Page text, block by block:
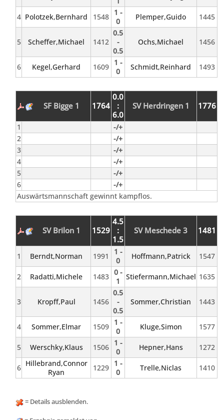
4 Polotzek,Bernhard 1548 1 -
0
Plemper,Guido 1445
5 Scheffer,Michael 1412
0.5
-
0.5
Ochs,Michael 1456
6 Kegel,Gerhard 1609 1 -
0
Schmidt,Reinhard 1493
SF Bigge 1 1764
0.0
:
6.0
SV Herdringen 1 1776
1
-/+
2
-/+
3
-/+
4
-/+
5
-/+
6
-/+
Auswärtsmannschaft gewinnt kampflos.
SV Brilon 1 1529
4.5
:
1.5
SV Meschede 3 1481
1 Berndt,Norman 1991
1 -
0
Hoffmann,Patrick 1547
2 Radatti,Michele 1483 0 -
1
Stiefermann,Michael 1635
3 Kropff,Paul 1456
0.5
-
0.5
Sommer,Christian 1443
4 Sommer,Elmar 1509 1 -
0
Kluge,Simon 1577
5 Werschky,Klaus 1506 1 -
0
Hepner,Hans 1272
6 Hillebrand,Connor
Ryan
1229 1 -
0
Trelle,Niclas 1410
= Details ausblenden.